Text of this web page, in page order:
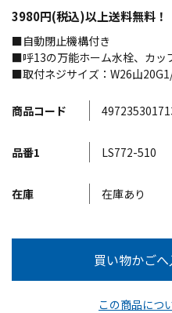
3980円(税込)以上送料無料！
商品コード
品番1 LS772-510
在庫 在庫あり
この商品につ
■自動閉止機構付き
■呼13の万能ホーム水栓、カッ
■取付ネジサイズ：W26山